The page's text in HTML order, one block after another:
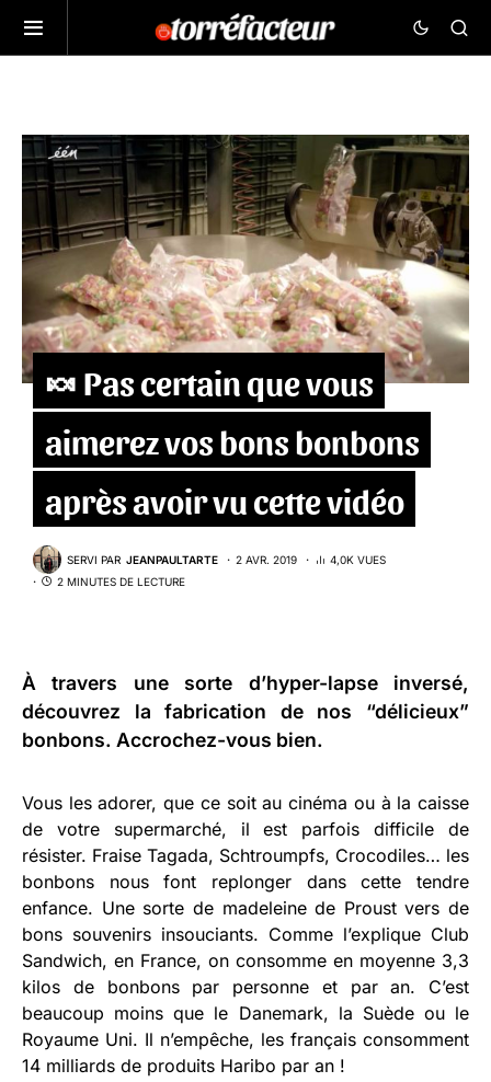
🍬 Pas certain que vous
aimerez vos bons bonbons
après avoir vu cette vidéo
SERVI PAR JEANPAULTARTE 2 AVR. 2019
4,0K VUES
2 MINUTES DE LECTURE
À travers une sorte d’hyper-lapse inversé,
découvrez la fabrication de nos “délicieux”
bonbons. Accrochez-vous bien.
Vous les adorer, que ce soit au cinéma ou à la caisse
de votre supermarché, il est parfois difficile de
résister. Fraise Tagada, Schtroumpfs, Crocodiles… les
bonbons nous font replonger dans cette tendre
enfance. Une sorte de madeleine de Proust vers de
bons souvenirs insouciants. Comme l’explique Club
Sandwich, en France, on consomme en moyenne 3,3
kilos de bonbons par personne et par an. C’est
beaucoup moins que le Danemark, la Suède ou le
Royaume Uni. Il n’empêche, les français consomment
14 milliards de produits Haribo par an !